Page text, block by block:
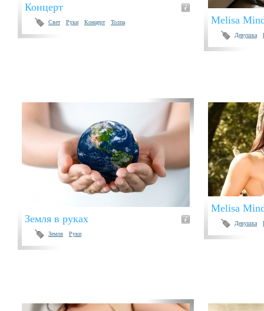
Концерт
Свет Руки Концерт Толпа Melisa
Девушка
Земля в руках
Земля Руки
Melisa
Девушка